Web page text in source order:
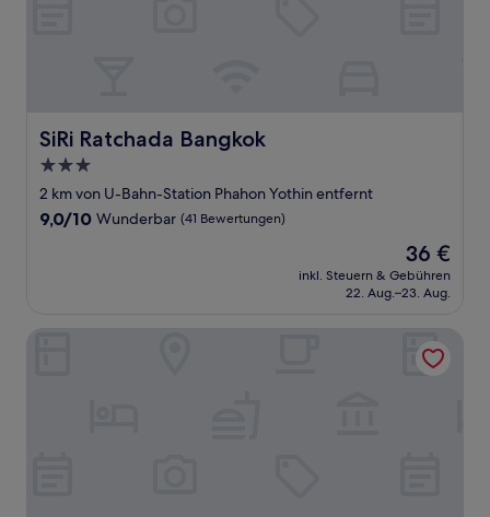
SiRi Ratchada Bangkok
SiRi Ratchada Bangkok
3.0-
Sterne-
Unterkunft
2 km von U-Bahn-Station Phahon Yothin entfernt
9.0
9,0/10 Wunderbar (41 Bewertungen)
Der
Preis
beträgt
36 €
inkl. Steuern & Gebühren
22. Aug.–23. Aug.